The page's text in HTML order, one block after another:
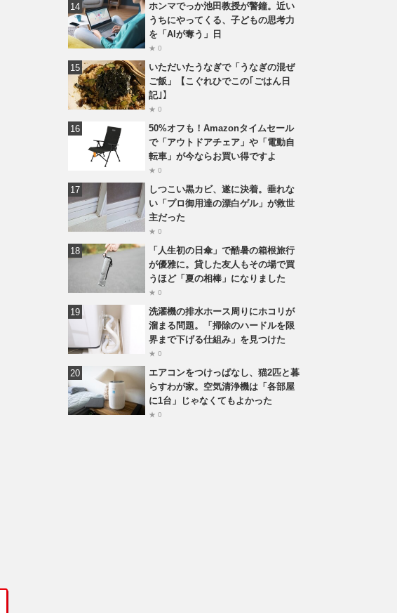
ホンマでっか池田教授が警鐘。近い
うちにやってくる、子どもの思考力
を「AIが奪う」日
★ 0
いただいたうなぎで「うなぎの混ぜ
ご飯」【こぐれひでこの｢ごはん日
記｣】
★ 0
50%オフも！Amazonタイムセール
で「アウトドアチェア」や「電動自
転車」が今ならお買い得ですよ
★ 0
しつこい黒カビ、遂に決着。垂れな
い「プロ御用達の漂白ゲル」が救世
主だった
★ 0
「人生初の日傘」で酷暑の箱根旅行
が優雅に。貸した友人もその場で買
うほど「夏の相棒」になりました
★ 0
洗濯機の排水ホース周りにホコリが
溜まる問題。「掃除のハードルを限
界まで下げる仕組み」を見つけた
★ 0
エアコンをつけっぱなし、猫2匹と暮
らすわが家。空気清浄機は「各部屋
に1台」じゃなくてもよかった
★ 0